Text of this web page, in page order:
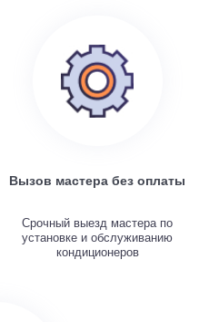
Вызов мастера без оплаты
Срочный выезд мастера по
установке и обслуживанию
кондиционеров